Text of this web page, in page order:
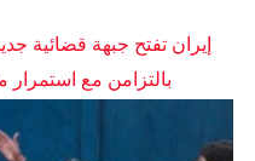
إيران تفتح جبهة قضائية
بالتزامن مع